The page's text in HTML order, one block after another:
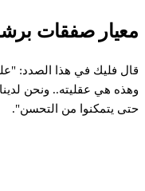
معيار صفقات
قال فليك في هذا الصدد:
وهذه هي عقليته.. ونحن
حتى يتمكنوا من التحسن".